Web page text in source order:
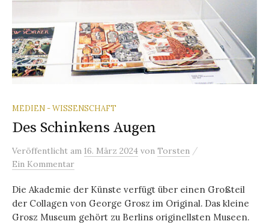
MEDIEN - WISSENSCHAFT
Des Schinkens Augen
Veröffentlicht am 16. März 2024 von Torsten /
Ein Kommentar
Die Akademie der Künste verfügt über einen Großteil
der Collagen von George Grosz im Original. Das kleine
Grosz Museum gehört zu Berlins originellsten Museen.